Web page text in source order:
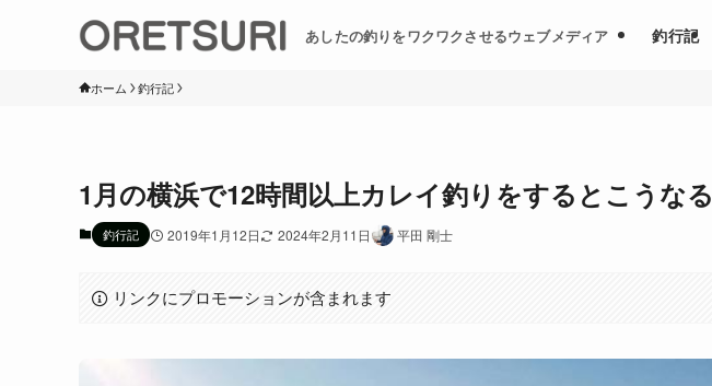
あしたの釣りをワクワクさせるウェブメディア 釣行記
ホーム 釣行記
1月の横浜で12時間以上カレイ釣りをするとこうなる
釣行記 2019年1月12日 2024年2月11日 平田 剛士
リンクにプロモーションが含まれます